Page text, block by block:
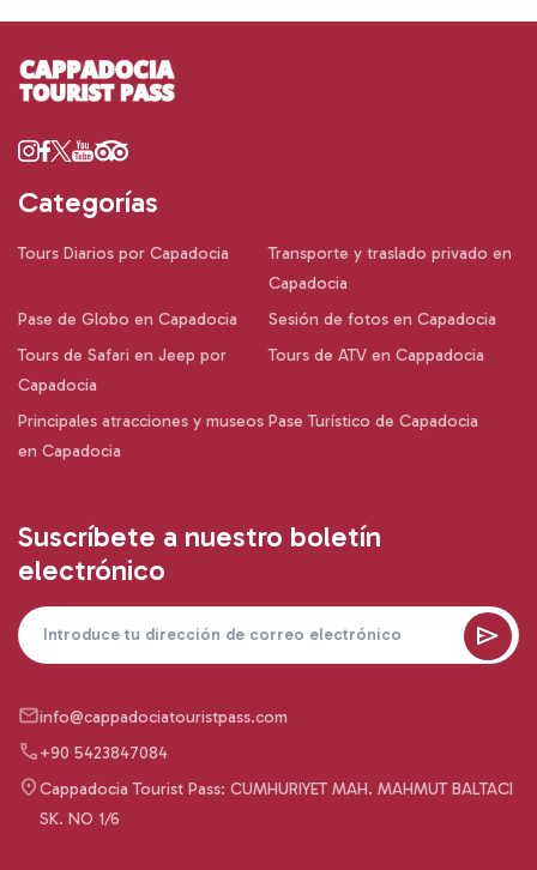
Categorías
Tours Diarios por Capadocia
Transporte y traslado privado en
Capadocia
Pase de Globo en Capadocia
Sesión de fotos en Capadocia
Tours de Safari en Jeep por
Capadocia
Tours de ATV en Cappadocia
Principales atracciones y museos
en Capadocia
Pase Turístico de Capadocia
Suscríbete a nuestro boletín
electrónico
info@cappadociatouristpass.com
+90 5423847084
Cappadocia Tourist Pass: CUMHURIYET MAH. MAHMUT BALTACI
SK. NO 1/6